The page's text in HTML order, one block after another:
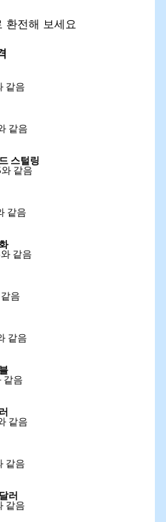
전해 보세요
같음
같음
스털링
같음
같음
같음
음
같음
같음
같음
같음
러
같음